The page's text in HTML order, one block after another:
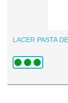
LACER PASTA